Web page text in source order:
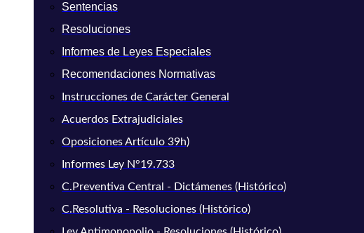
Sentencias
Resoluciones
Informes de Leyes Especiales
Recomendaciones Normativas
Instrucciones de Carácter General
Acuerdos Extrajudiciales
Oposiciones Artículo 39h)
Informes Ley N°19.733
C.Preventiva Central - Dictámenes (Histórico)
C.Resolutiva - Resoluciones (Histórico)